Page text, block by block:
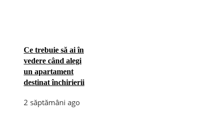
Ce trebuie să ai în
vedere când alegi
un apartament
destinat închirierii
2 săptămâni ago